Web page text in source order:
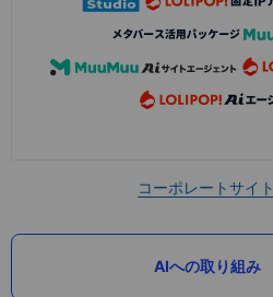
コーポレートサイト
AIへの取り組み